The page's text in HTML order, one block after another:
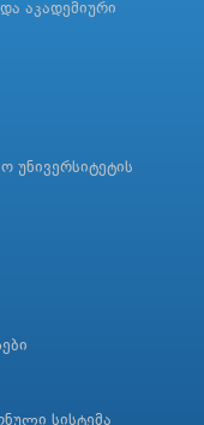
აკადემიური
უნივერსიტეტის
სისტემა